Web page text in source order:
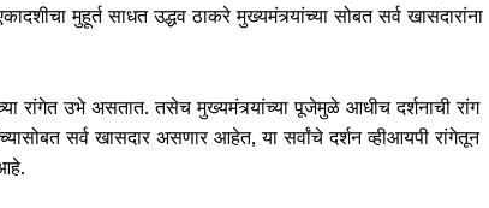
मुहूर्त साधत उद्धव ठाकरे मुख्यमंत्र्यांच्या सोबत सर्व खासदारांना
रांगेत उभे असतात. तसेच मुख्यमंत्र्यांच्या पूजेमुळे आधीच दर्शनाची रांग
सर्व खासदार असणार आहेत, या सर्वांचे दर्शन व्हीआयपी रांगेतून